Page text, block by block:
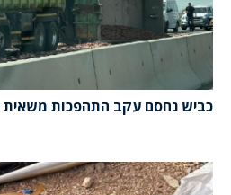
כביש נחסם עקב התהפכות משאית